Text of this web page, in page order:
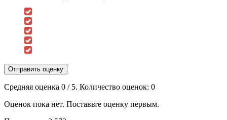
Отправить оценку
Средняя оценка 0 / 5. Количество оценок: 0
Оценок пока нет. Поставьте оценку первым.